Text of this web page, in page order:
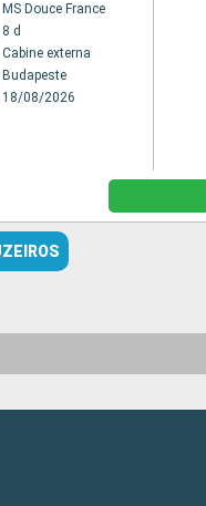
MS Douce France
8 d
Cabine externa
Budapeste
18/08/2026